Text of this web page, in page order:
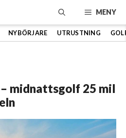
MENY
NYBÖRJARE UTRUSTNING
midnattsgolf 25 mil